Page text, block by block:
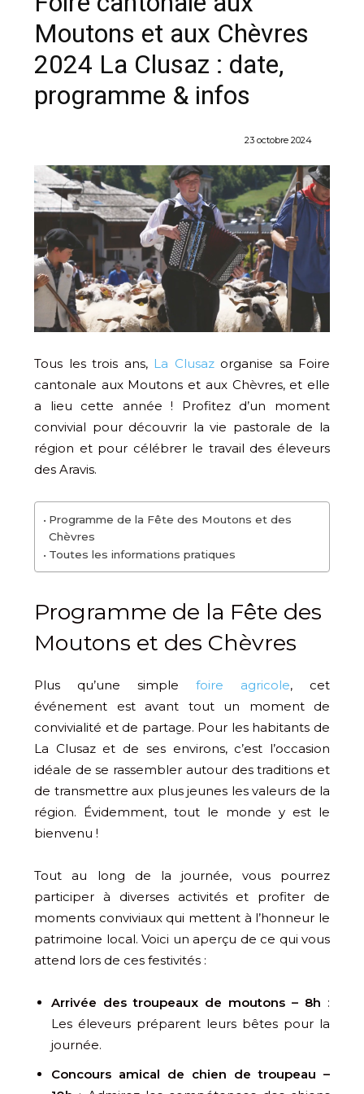
Moutons et aux Chèvres
2024 La Clusaz : date,
programme & infos
23 octobre 2024
Tous les trois ans, La Clusazorganise sa Foire
cantonale aux Moutons et aux Chèvres, et elle
a lieu cette année ! Profitez d’un moment
convivial pour découvrir la vie pastorale de la
région et pour célébrer le travail des éleveurs
des Aravis.
Programme de la Fête des Moutons et des
Chèvres
Toutes les informations pratiques
Programme de la Fête des
Moutons et des Chèvres
Plus qu’une simple foire agricole, cet
événement est avant tout un moment de
convivialité et de partage. Pour les habitants de
La Clusaz et de ses environs, c’est l’occasion
idéale de se rassembler autour des traditions et
de transmettre aux plus jeunes les valeurs de la
région. Évidemment, tout le monde y est le
bienvenu !
Tout au long de la journée, vous pourrez
participer à diverses activités et profiter de
moments conviviaux qui mettent à l’honneur le
patrimoine local. Voici un aperçu de ce qui vous
attend lors de ces festivités :
Arrivée des troupeaux de moutons – 8h :
Les éleveurs préparent leurs bêtes pour la
journée.
Concours amical de chien de troupeau –